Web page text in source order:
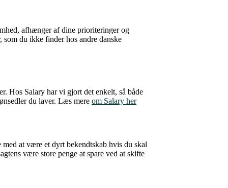
afhænger af dine prioriteringer og
du ikke finder hos andre danske
Hos Salary har vi gjort det enkelt, så både
du laver. Læs mere om Salary her
at være et dyrt bekendtskab hvis du skal
være store penge at spare ved at skifte